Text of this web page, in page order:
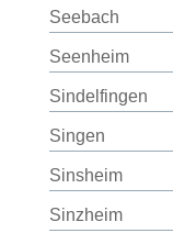
Seebach
Seenheim
Sindelfingen
Singen
Sinsheim
Sinzheim